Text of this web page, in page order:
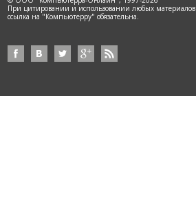
При цитировании и использовании любых материалов
ссылка на "Компьютерру" обязательна.